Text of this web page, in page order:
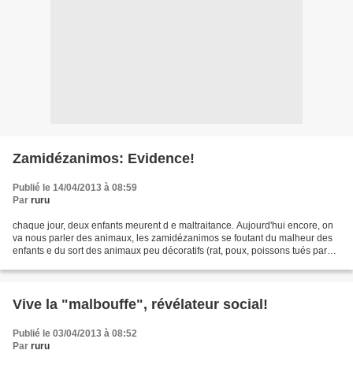
Zamidézanimos: Evidence!
Publié le 14/04/2013 à 08:59
Par ruru
chaque jour, deux enfants meurent d e maltraitance. Aujourd'hui encore, on
va nous parler des animaux, les zamidézanimos se foutant du malheur des
enfants e du sort des animaux peu décoratifs (rat, poux, poissons tués par
Vive la "malbouffe", révélateur social!
Publié le 03/04/2013 à 08:52
Par ruru